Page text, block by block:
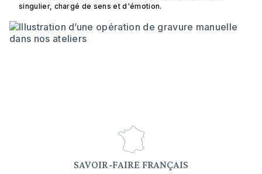
singulier, chargé de sens et d'émotion.
SAVOIR-FAIRE FRANÇAIS